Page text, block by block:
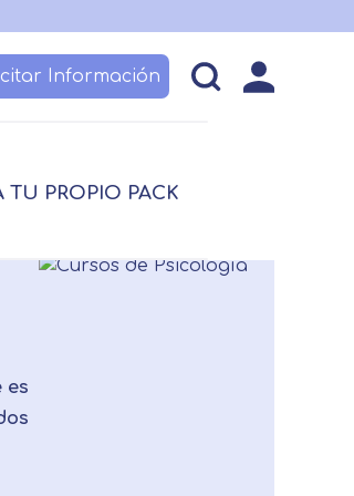
Información
TU PROPIO PACK
es